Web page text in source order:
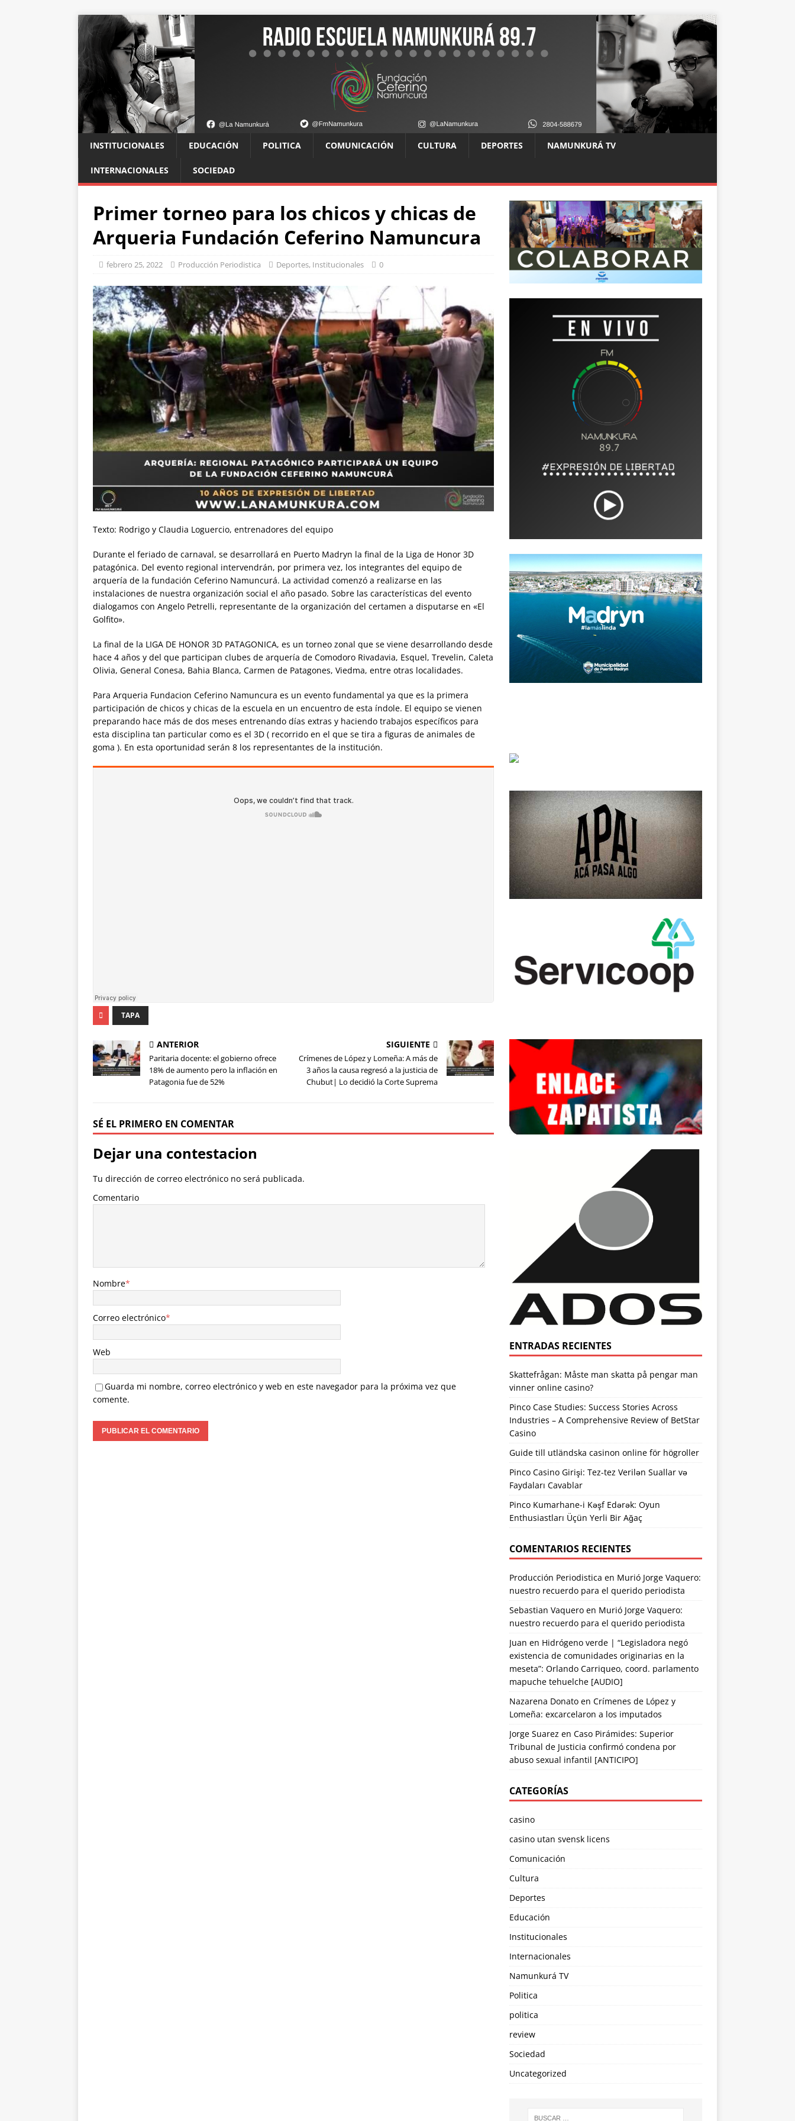
INSTITUCIONALES EDUCACIÓN POLITICA COMUNICACIÓN CULTURA DEPORTES NAMUNKURÁ TV
INTERNACIONALES SOCIEDAD
Primer torneo para los chicos y chicas de
Arqueria Fundación Ceferino Namuncura
febrero 25, 2022 Producción Periodistica Deportes, Institucionales 0
Texto: Rodrigo y Claudia Loguercio, entrenadores del equipo
Durante el feriado de carnaval, se desarrollará en Puerto Madryn la final de la Liga de Honor 3D
patagónica. Del evento regional intervendrán, por primera vez, los integrantes del equipo de
arquería de la fundación Ceferino Namuncurá. La actividad comenzó a realizarse en las
instalaciones de nuestra organización social el año pasado. Sobre las características del evento
dialogamos con Angelo Petrelli, representante de la organización del certamen a disputarse en «El
Golfito».
La final de la LIGA DE HONOR 3D PATAGONICA, es un torneo zonal que se viene desarrollando desde
hace 4 años y del que participan clubes de arquería de Comodoro Rivadavia, Esquel, Trevelin, Caleta
Olivia, General Conesa, Bahia Blanca, Carmen de Patagones, Viedma, entre otras localidades.
Para Arqueria Fundacion Ceferino Namuncura es un evento fundamental ya que es la primera
participación de chicos y chicas de la escuela en un encuentro de esta índole. El equipo se vienen
preparando hace más de dos meses entrenando días extras y haciendo trabajos específicos para
esta disciplina tan particular como es el 3D ( recorrido en el que se tira a figuras de animales de
goma ). En esta oportunidad serán 8 los representantes de la institución.
TAPA
ANTERIOR
Paritaria docente: el gobierno ofrece
18% de aumento pero la inflación en
Patagonia fue de 52%
SIGUIENTE
Crímenes de López y Lomeña: A más de
3 años la causa regresó a la justicia de
Chubut| Lo decidió la Corte Suprema
SÉ EL PRIMERO EN COMENTAR
Dejar una contestacion
Tu dirección de correo electrónico no será publicada.
Comentario
Nombre*
Correo electrónico*
Web
Guarda mi nombre, correo electrónico y web en este navegador para la próxima vez que
comente.
ENTRADAS RECIENTES
Skattefrågan: Måste man skatta på pengar man
vinner online casino?
Pinco Case Studies: Success Stories Across
Industries – A Comprehensive Review of BetStar
Casino
Guide till utländska casinon online för högroller
Pinco Casino Girişi: Tez-tez Verilən Suallar və
Faydaları Cavablar
Pinco Kumarhane-i Kəşf Edərək: Oyun
Enthusiastları Üçün Yerli Bir Ağaç
COMENTARIOS RECIENTES
Producción Periodistica en Murió Jorge Vaquero:
nuestro recuerdo para el querido periodista
Sebastian Vaqueroen Murió Jorge Vaquero:
nuestro recuerdo para el querido periodista
Juan en Hidrógeno verde | “Legisladora negó
existencia de comunidades originarias en la
meseta”: Orlando Carriqueo, coord. parlamento
mapuche tehuelche [AUDIO]
Nazarena Donatoen Crímenes de López y
Lomeña: excarcelaron a los imputados
Jorge Suarez en Caso Pirámides: Superior
Tribunal de Justicia confirmó condena por
abuso sexual infantil [ANTICIPO]
CATEGORÍAS
casino
casino utan svensk licens
Comunicación
Cultura
Deportes
Educación
Institucionales
Internacionales
Namunkurá TV
Politica
politica
review
Sociedad
Uncategorized